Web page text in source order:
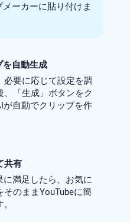
ーカーに貼り付けま
を自動生成
必要に応じて設定を調
、「生成」ボタンをク
が自動でクリップを作
共有
に満足したら、お気に
そのままYouTubeに簡